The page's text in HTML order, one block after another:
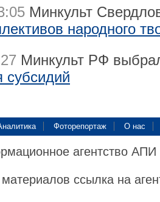
Минкульт
народного
Минкульт РФ
субсидий
Фоторепортаж О нас
агентство
ссылка на